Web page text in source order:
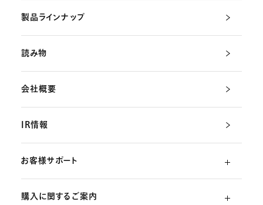
製品ラインナップ
読み物
会社概要
IR情報
お客様サポート
よくあるご質問
購入に関するご案内